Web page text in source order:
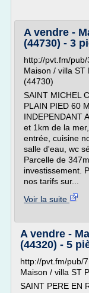
A vendre -
(44730) - 3
http://pvt.fm/
Maison / villa ST
(44730)
SAINT MICHEL
PLAIN PIED 60
INDEPENDANT
et 1km de la
entrée, cuisine
salle d'eau, wc
Parcelle de
investissement.
nos tarifs sur...
Voir la suite
A vendre -
(44320) - 5
http://pvt.fm/pub/
Maison / villa ST
SAINT PERE EN